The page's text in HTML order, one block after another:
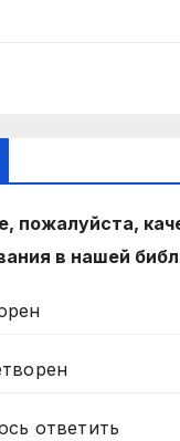
пожалуйста,
в нашей
ответить